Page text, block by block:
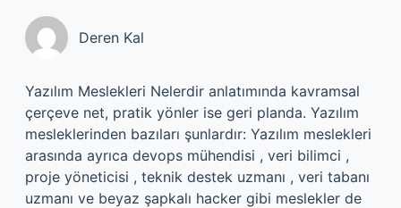
Deren Kal
Yazılım Meslekleri Nelerdir anlatımında kavramsal
çerçeve net, pratik yönler ise geri planda. Yazılım
mesleklerinden bazıları şunlardır: Yazılım meslekleri
arasında ayrıca devops mühendisi , veri bilimci ,
proje yöneticisi , teknik destek uzmanı , veri tabanı
uzmanı ve beyaz şapkalı hacker gibi meslekler de